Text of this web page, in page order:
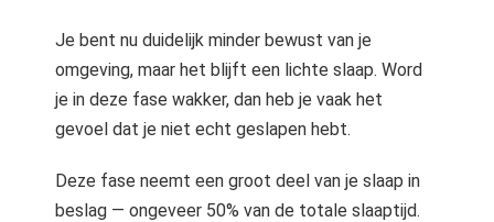
Je bent nu duidelijk minder bewust van je
omgeving, maar het blijft een lichte slaap. Word
je in deze fase wakker, dan heb je vaak het
gevoel dat je niet echt geslapen hebt.
Deze fase neemt een groot deel van je slaap in
beslag — ongeveer 50% van de totale slaaptijd.